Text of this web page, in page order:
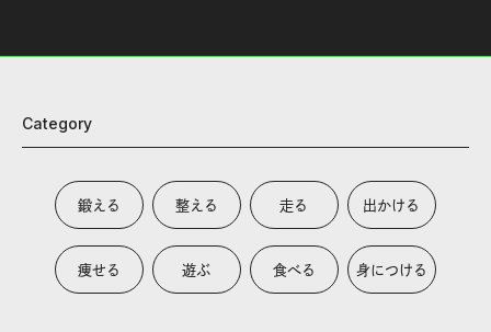
Category
鍛える 整える 走る 出かける
痩せる 遊ぶ 食べる 身につける